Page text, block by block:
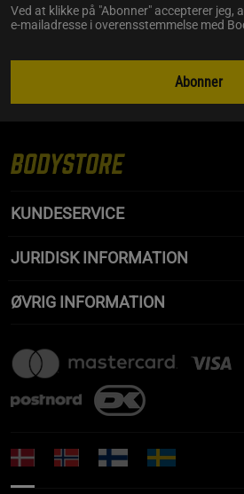
Ved at klikke på "Abonner" accepterer jeg,
e-mailadresse i overensstemmelse med
Abonner
KUNDESERVICE
JURIDISK INFORMATION
ØVRIG INFORMATION